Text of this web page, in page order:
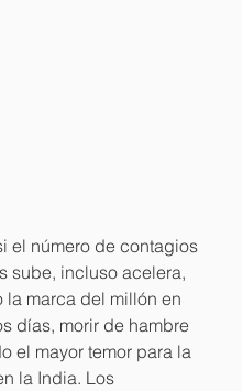
el número de contagios
sube, incluso acelera,
la marca del millón en
días, morir de hambre
el mayor temor para la
la India. Los